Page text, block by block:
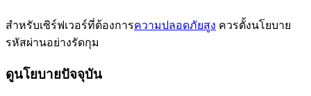
สำหรับเซิร์ฟเวอร์ที่ต้องการความปลอดภัยสูง ควรตั้งนโยบาย
รหัสผ่านอย่างรัดกุม
ดูนโยบายปัจจุบัน